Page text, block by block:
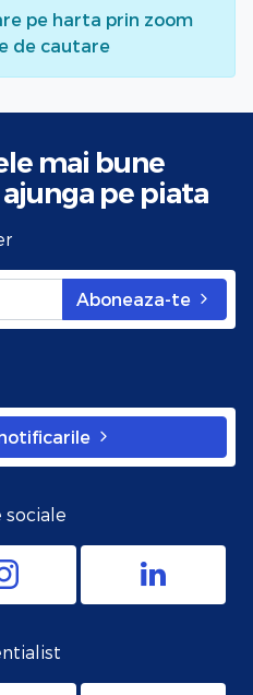
pe harta prin zoom
de cautare
mai bune
pe piata
Aboneaza-te
sociale